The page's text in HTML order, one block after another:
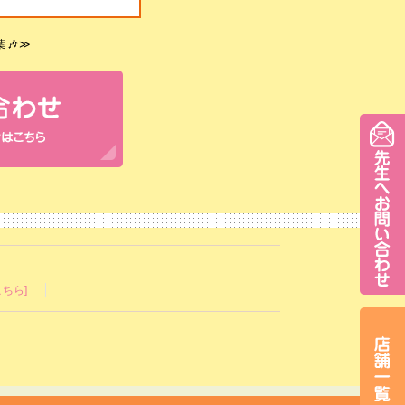
🎶≫
ら]